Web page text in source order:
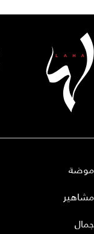
موضة
مشاهير
جمال